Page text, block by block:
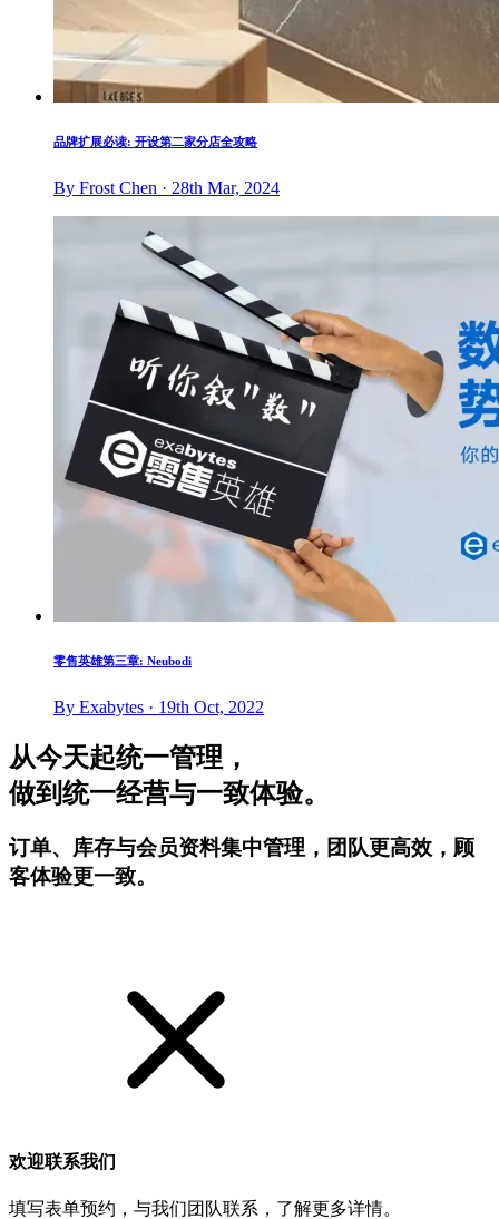
品牌扩展必读: 开设第二家分店全攻略
By Frost Chen · 28th Mar, 2024
零售英雄第三章: Neubodi
By Exabytes · 19th Oct, 2022
从今天起统一管理，
做到统一经营与一致体验。
订单、库存与会员资料集中管理，团队更高效，顾
客体验更一致。
欢迎联系我们
填写表单预约，与我们团队联系，了解更多详情。